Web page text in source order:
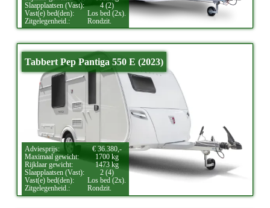
Slaapplaatsen (Vast):
4 (2)
Vast(e) bed(den):
Los bed (2x).
Zitgelegenheid.:
Rondzit.
Tabbert Pep Pantiga 550 E (2023)
Adviesprijs:
€ 36.380,-
Maximaal gewicht:
1700 kg
Rijklaar gewicht:
1473 kg
Slaapplaatsen (Vast):
2 (4)
Vast(e) bed(den):
Los bed (2x).
Zitgelegenheid.:
Rondzit.